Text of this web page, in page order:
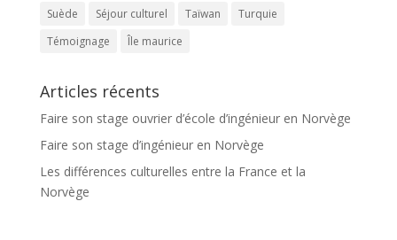
Suède Séjour culturel Taïwan
Turquie
Témoignage
Île maurice
Articles récents
Faire son stage ouvrier d’école d’ingénieur en Norvège
Faire son stage d’ingénieur en Norvège
Les différences culturelles entre la France et la
Norvège